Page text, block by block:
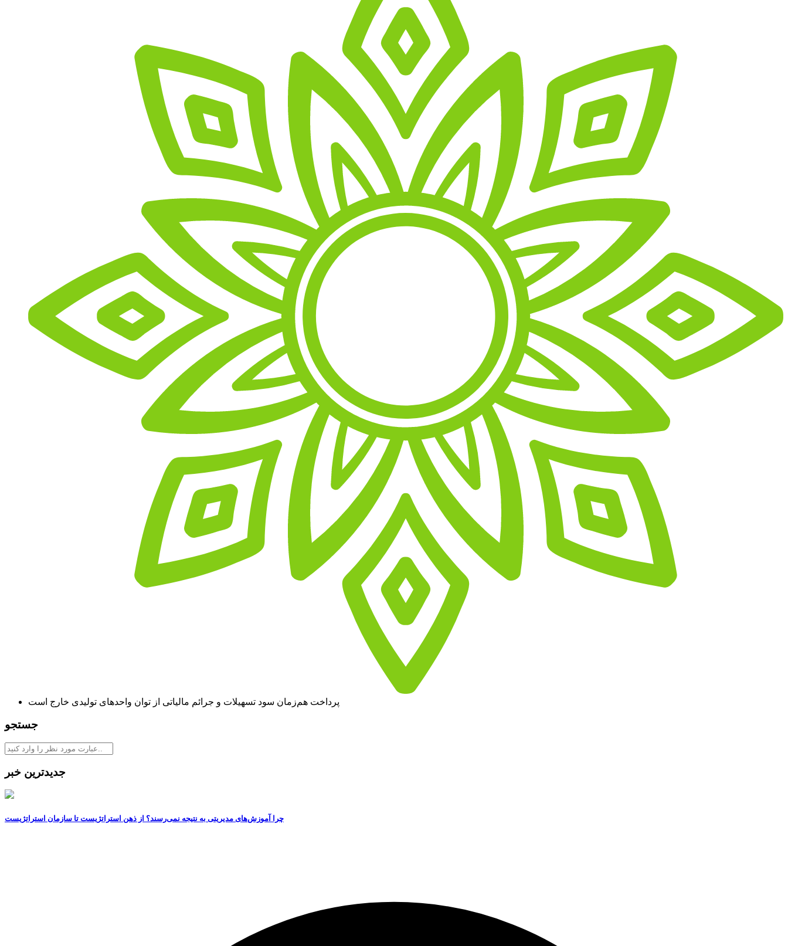
پرداخت هم‌زمان سود تسهیلات و جرائم مالیاتی از توان واحدهای تولیدی خارج است
جستجو
جدیدترین خبر
چرا آموزش‌های مدیریتی به نتیجه نمی‌رسند؟ از ذهن استراتژیست تا سازمان استراتژیست